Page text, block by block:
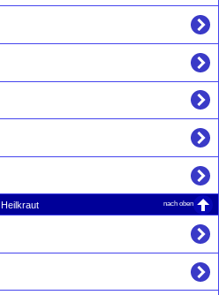
Heilkraut nach oben